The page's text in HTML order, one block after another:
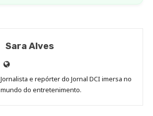
Sara Alves
Site
de
Sara
Jornalista e repórter do Jornal DCI imersa no
mundo do entretenimento.